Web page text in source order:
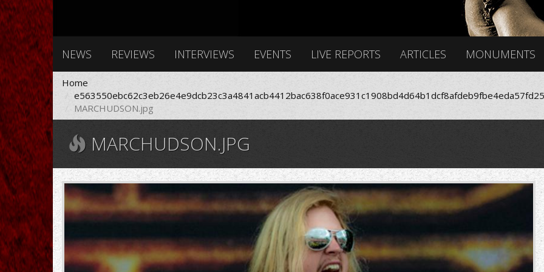
NEWS REVIEWS INTERVIEWS EVENTS LIVE REPORTS ARTICLES MONUMENTS
Home
MARCHUDSON.jpg
MARCHUDSON.JPG